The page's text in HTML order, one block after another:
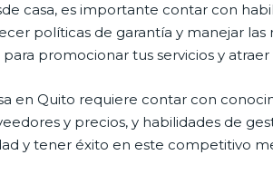
casa, es importante contar con
políticas de garantía y manejar las
promocionar tus servicios y atraer
en Quito requiere contar con
y precios, y habilidades de
y tener éxito en este competitivo